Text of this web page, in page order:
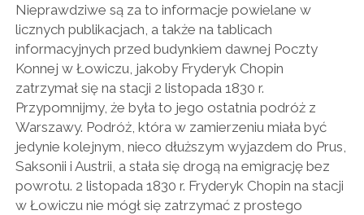
Nieprawdziwe są za to informacje powielane w
licznych publikacjach, a także na tablicach
informacyjnych przed budynkiem dawnej Poczty
Konnej w Łowiczu, jakoby Fryderyk Chopin
zatrzymał się na stacji 2 listopada 1830 r.
Przypomnijmy, że była to jego ostatnia podróż z
Warszawy. Podróż, która w zamierzeniu miała być
jedynie kolejnym, nieco dłuższym wyjazdem do Prus,
Saksonii i Austrii, a stała się drogą na emigrację bez
powrotu. 2 listopada 1830 r. Fryderyk Chopin na stacji
w Łowiczu nie mógł się zatrzymać z prostego